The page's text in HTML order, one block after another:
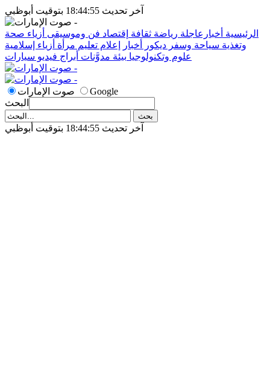
آخر تحديث 18:44:55 بتوقيت أبوظبي
الرئيسية أخبارعاجلة رياضة ثقافة إقتصاد فن وموسيقى أزياء صحة
وتغذية سياحة وسفر ديكور أخبار إعلام تعليم مرأة أزياء إسلامية
علوم وتكنولوجيا بيئة مدوَّنات أبراج فيديو سيارات
صوت الإمارات
Google
البحث
آخر تحديث 18:44:55 بتوقيت أبوظبي